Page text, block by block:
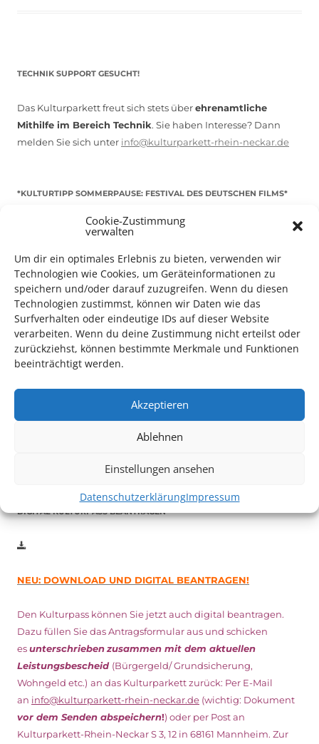
Cookie-Zustimmung
verwalten
Um dir ein optimales Erlebnis zu bieten, verwenden wir
Technologien wie Cookies, um Geräteinformationen zu
speichern und/oder darauf zuzugreifen. Wenn du diesen
Technologien zustimmst, können wir Daten wie das
Surfverhalten oder eindeutige IDs auf dieser Website
verarbeiten. Wenn du deine Zustimmung nicht erteilst oder
zurückziehst, können bestimmte Merkmale und Funktionen
beeinträchtigt werden.
Akzeptieren
Ablehnen
Einstellungen ansehen
DatenschutzerklärungImpressum
TECHNIK SUPPORT GESUCHT!
Das Kulturparkett freut sich stets überehrenamtliche
Mithilfe im Bereich Technik. Sie haben Interesse? Dann
melden Sie sich unter info@kulturparkett-rhein-neckar.de
*KULTURTIPP SOMMERPAUSE: FESTIVAL DES DEUTSCHEN FILMS*
Filmsin Ludwigshafen statt.
Vom 19. August bist zum 9. September
Minuten vor Beginn des Films und solange der Vorrat reicht!
DIGITAL KULTURPASS BEANTRAGEN
NEU: DOWNLOAD UND DIGITAL BEANTRAGEN!
Den Kulturpass können Sie jetzt auch digital beantragen.
Dazu füllen Sie das Antragsformular aus und schicken
esunterschriebenzusammen mit dem aktuellen
Leistungsbescheid (Bürgergeld/ Grundsicherung,
Wohngeld etc.) an das Kulturparkett zurück: Per E-Mail
an info@kulturparkett-rhein-neckar.de (wichtig: Dokument
vor dem Senden abspeichern!) oder per Post an
Kulturparkett-Rhein-Neckar S 3, 12 in 68161 Mannheim. Zur